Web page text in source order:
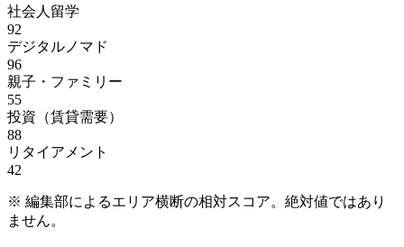
社会人留学
92
デジタルノマド
96
親子・ファミリー
55
投資（賃貸需要）
88
リタイアメント
42
※ 編集部によるエリア横断の相対スコア。絶対値ではあり
ません。